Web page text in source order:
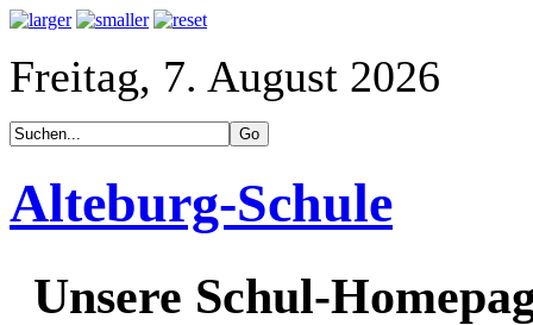
Freitag, 7. August 2026
Alteburg-Schule
Unsere Schul-